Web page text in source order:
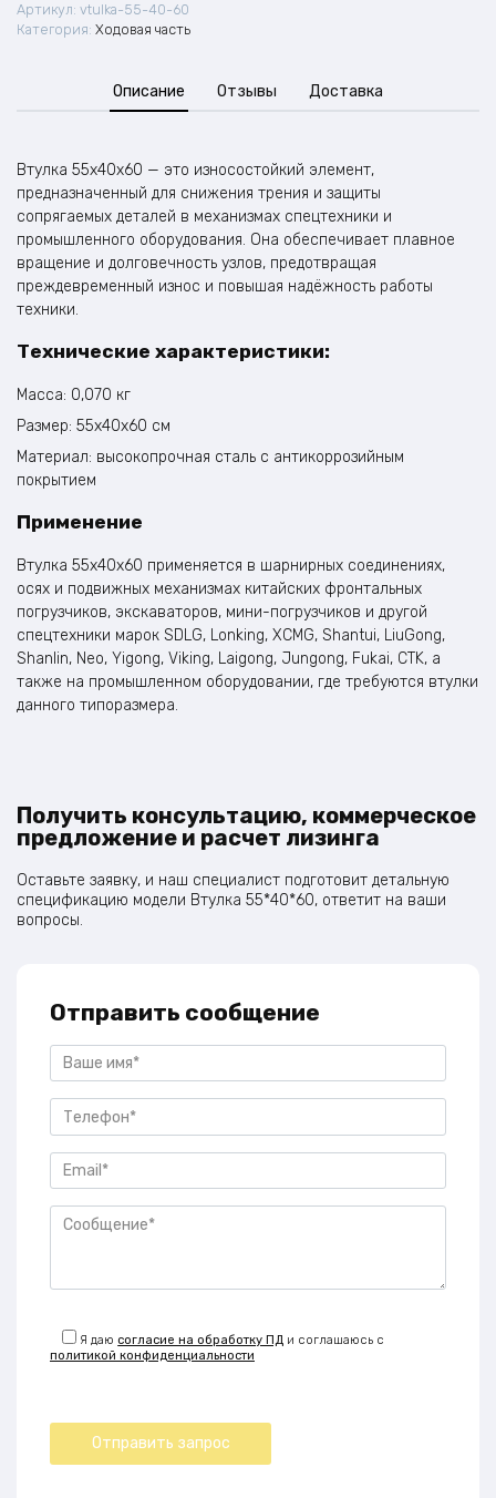
Артикул: vtulka-55-40-60
Категория: Ходовая часть
Описание Отзывы Доставка
Втулка 55x40x60 — это износостойкий элемент,
предназначенный для снижения трения и защиты
сопрягаемых деталей в механизмах спецтехники и
промышленного оборудования. Она обеспечивает плавное
вращение и долговечность узлов, предотвращая
преждевременный износ и повышая надёжность работы
техники.
Технические характеристики:
Масса: 0,070 кг
Размер: 55x40x60 см
Материал: высокопрочная сталь с антикоррозийным
покрытием
Применение
Втулка 55x40x60 применяется в шарнирных соединениях,
осях и подвижных механизмах китайских фронтальных
погрузчиков, экскаваторов, мини-погрузчиков и другой
спецтехники марок SDLG, Lonking, XCMG, Shantui, LiuGong,
Shanlin, Neo, Yigong, Viking, Laigong, Jungong, Fukai, CTK, а
также на промышленном оборудовании, где требуются втулки
данного типоразмера.
Получить консультацию, коммерческое
предложение и расчет лизинга
Оставьте заявку, и наш специалист подготовит детальную
спецификацию модели Втулка 55*40*60, ответит на ваши
вопросы.
Отправить сообщение
Я даюсогласие на обработку ПД и соглашаюсь с
политикой конфиденциальности